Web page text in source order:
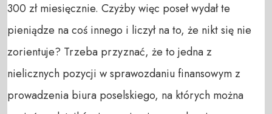
300 zł miesięcznie. Czyżby więc poseł wydał te
pieniądze na coś innego i liczył na to, że nikt się nie
zorientuje? Trzeba przyznać, że to jedna z
nielicznych pozycji w sprawozdaniu finansowym z
prowadzenia biura poselskiego, na których można